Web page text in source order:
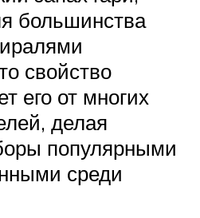
большинства
свойство
его от многих
делая
популярными
среди